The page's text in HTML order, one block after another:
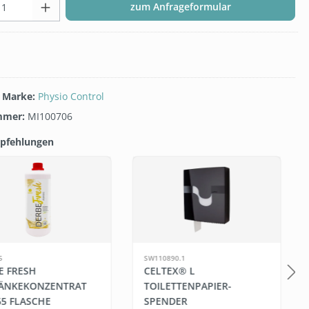
zum Anfrageformular
Physio Control
MI100706
überspringen
FRESH
FLASCHE
SW110890.1
CELTEX® L
TOILETTENPAPIER-
SPENDER